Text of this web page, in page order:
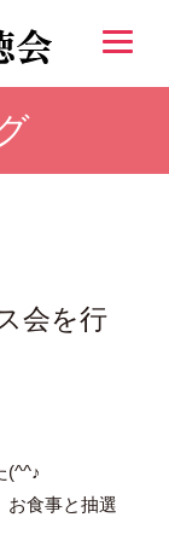
会を行
(^^♪
お食事と抽選